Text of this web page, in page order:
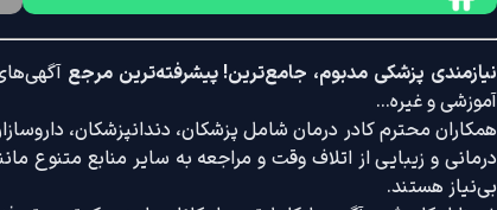
نیازمندی پزشکی مدبوم، جامع‌ترین! پیشرفته‌ترین مرجع
آموزشی و غیره...
همکاران محترم کادر درمان شامل پزشکان، دندانپزشکان،
درمانی و زیبایی از اتلاف وقت و مراجعه به سایر منابع متنوع
بی‌نیاز هستند.